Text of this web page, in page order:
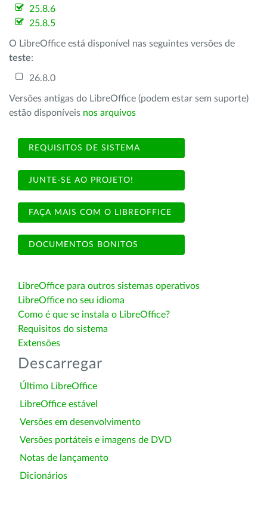
25.8.6
25.8.5
O LibreOffice está disponível nas seguintes versões de
teste:
26.8.0
Versões antigas do LibreOffice (podem estar sem suporte)
estão disponíveis nos arquivos
REQUISITOS DE SISTEMA
JUNTE-SE AO PROJETO!
FAÇA MAIS COM O LIBREOFFICE
DOCUMENTOS BONITOS
LibreOffice para outros sistemas operativos
LibreOffice no seu idioma
Como é que se instala o LibreOffice?
Requisitos do sistema
Extensões
Descarregar
Último LibreOffice
LibreOffice estável
Versões em desenvolvimento
Versões portáteis e imagens de DVD
Notas de lançamento
Dicionários